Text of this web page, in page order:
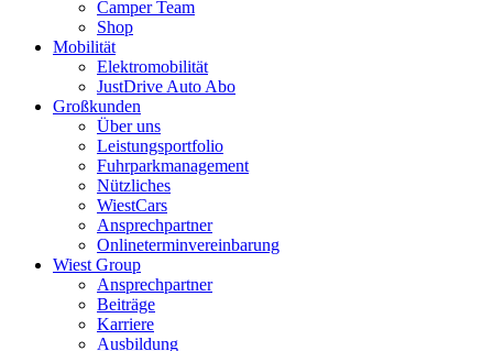
Camper Team
Shop
Mobilität
Elektromobilität
JustDrive Auto Abo
Großkunden
Über uns
Leistungsportfolio
Fuhrparkmanagement
Nützliches
WiestCars
Ansprechpartner
Onlineterminvereinbarung
Wiest Group
Ansprechpartner
Beiträge
Karriere
Ausbildung